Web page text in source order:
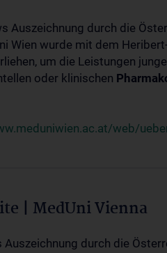
Auszeichnung durch die
Wien wurde mit dem
um die Leistungen
oder klinischen
web/
| MedUni Vienna
Auszeichnung durch die